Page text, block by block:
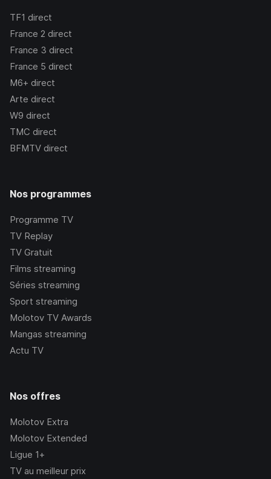
TF1 direct
France 2 direct
France 3 direct
France 5 direct
M6+ direct
Arte direct
W9 direct
TMC direct
BFMTV direct
Nos programmes
Programme TV
TV Replay
TV Gratuit
Films streaming
Séries streaming
Sport streaming
Molotov TV Awards
Mangas streaming
Actu TV
Nos offres
Molotov Extra
Molotov Extended
Ligue 1+
TV au meilleur prix